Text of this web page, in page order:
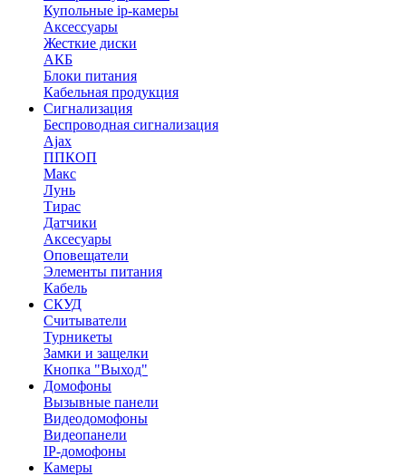
Купольные ip-камеры
Аксессуары
Жесткие диски
АКБ
Блоки питания
Кабельная продукция
Сигнализация
Беспроводная сигнализация
Ajax
ППКОП
Макс
Лунь
Тирас
Датчики
Аксесуары
Оповещатели
Элементы питания
Кабель
СКУД
Считыватели
Турникеты
Замки и защелки
Кнопка "Выход"
Домофоны
Вызывные панели
Видеодомофоны
Видеопанели
IP-домофоны
Камеры